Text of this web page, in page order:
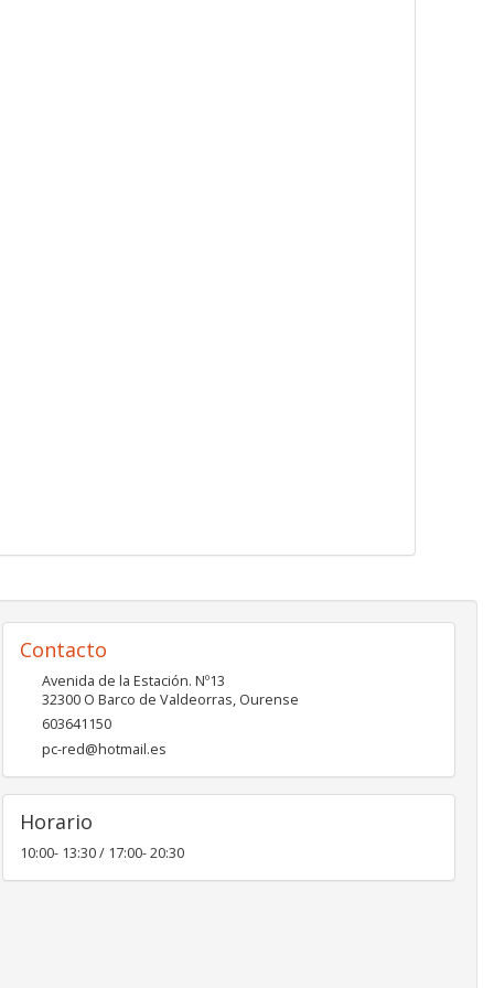
Contacto
Avenida de la Estación. Nº13
32300 O Barco de Valdeorras, Ourense
603641150
pc-red@hotmail.es
Horario
10:00- 13:30 / 17:00- 20:30